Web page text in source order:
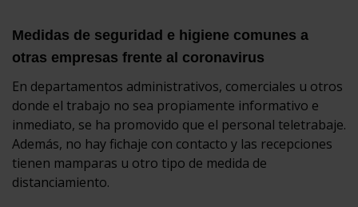
Medidas de seguridad e higiene comunes a
otras empresas frente al coronavirus
En departamentos administrativos, comerciales u otros
donde el trabajo no sea propiamente informativo e
inmediato, se ha promovido que el personal teletrabaje.
Además, no hay fichaje con contacto y las recepciones
tienen mamparas u otro tipo de medida de
distanciamiento.